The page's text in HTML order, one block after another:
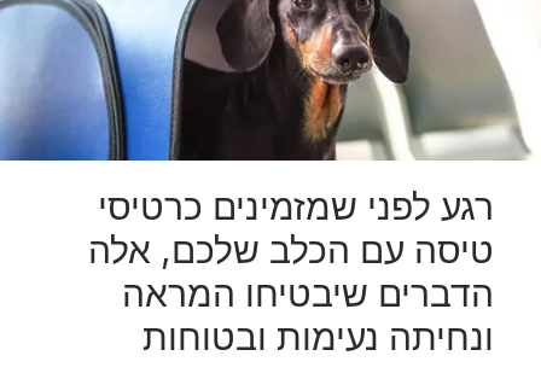
רגע לפני שמזמינים כרטיסי
טיסה עם הכלב שלכם, אלה
הדברים שיבטיחו המראה
ונחיתה נעימות ובטוחות